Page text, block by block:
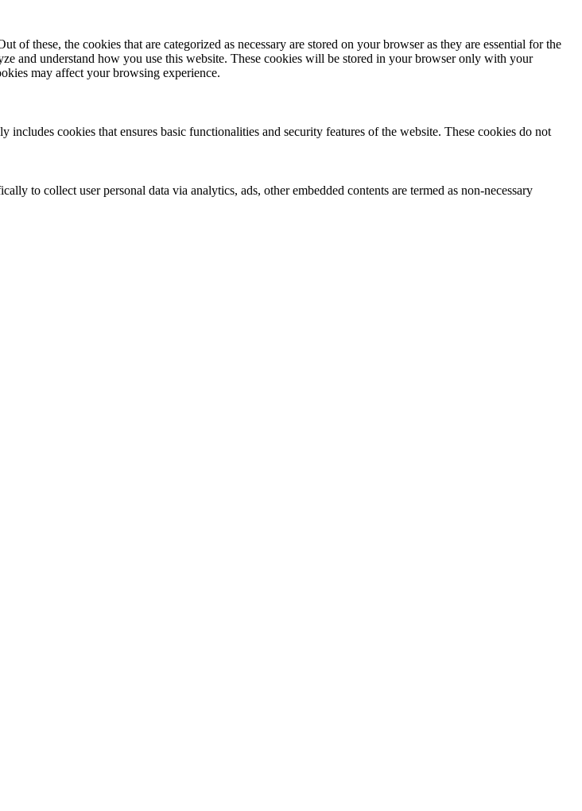
these, the cookies that are categorized as necessary are stored on your browser as they are essential for the
and understand how you use this website. These cookies will be stored in your browser only with your
may affect your browsing experience.
cookies that ensures basic functionalities and security features of the website. These cookies do not
to collect user personal data via analytics, ads, other embedded contents are termed as non-necessary